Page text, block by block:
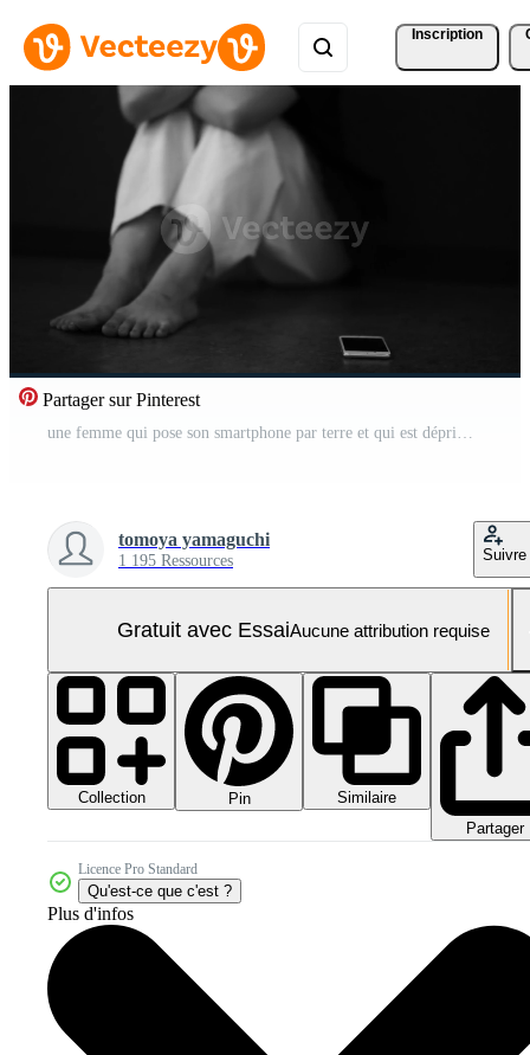
Inscription
Partager sur Pinterest
une femme qui pose son smartphone par terre et qui est déprimée Vidéo Pro
tomoya yamaguchi
1 195 Ressources Suivre
Gratuit avec EssaiAucune attribution requise
Collection Pin
Similaire
Partager
Licence Pro Standard
Qu'est-ce que c'est ?
Plus d'infos